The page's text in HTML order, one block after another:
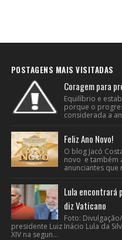
POSTAGENS MAIS VISITADAS
Coragem para
Equilíbrio e
porque o
considerada a
Feliz Ano Novo!
O blog Jacó
novo e também
anunciantes que
Lula encontrará
diz Vaticano
Foto:
presidente Luiz Inácio Lula da
XIV na segun...